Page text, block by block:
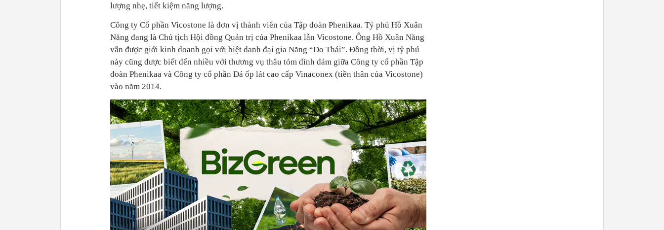
lượng nhẹ, tiết kiệm năng lượng.
Công ty Cổ phần Vicostone là đơn vị thành viên của Tập đoàn Phenikaa. Tỷ phú Hồ Xuân
Năng đang là Chủ tịch Hội đồng Quản trị của Phenikaa lẫn Vicostone. Ông Hồ Xuân Năng
vẫn được giới kinh doanh gọi với biệt danh đại gia Năng “Do Thái”. Đồng thời, vị tỷ phú
này cũng được biết đến nhiều với thương vụ thâu tóm đình đám giữa Công ty cổ phần Tập
đoàn Phenikaa và Công ty cổ phần Đá ốp lát cao cấp Vinaconex (tiền thân của Vicostone)
vào năm 2014.